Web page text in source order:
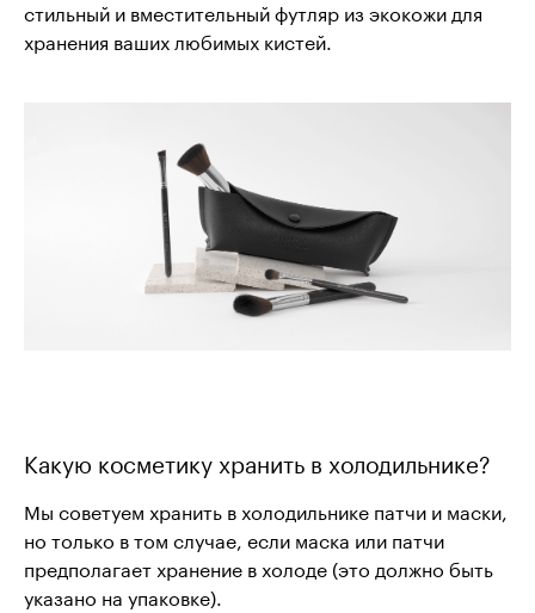
стильный и вместительный футляр из экокожи для
хранения ваших любимых кистей.
Какую косметику хранить в холодильнике?
Мы советуем хранить в холодильнике патчи и маски,
но только в том случае, если маска или патчи
предполагает хранение в холоде (это должно быть
указано на упаковке).